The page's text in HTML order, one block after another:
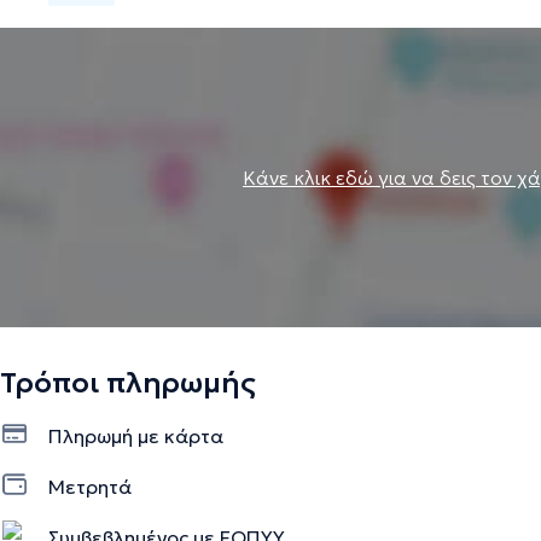
Κάνε κλικ εδώ για να δεις τον
Τρόποι πληρωμής
Πληρωμή με κάρτα
Μετρητά